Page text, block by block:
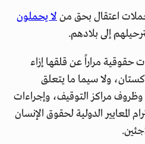
اعتقال بحق منلا يحملون
إلى بلادهم.
مراراً عن قلقها إزاء
ولا سيما ما يتعلق
وظروف مراكز التوقيف، وإجراءات
المعايير الدولية لحقوق الإنسان